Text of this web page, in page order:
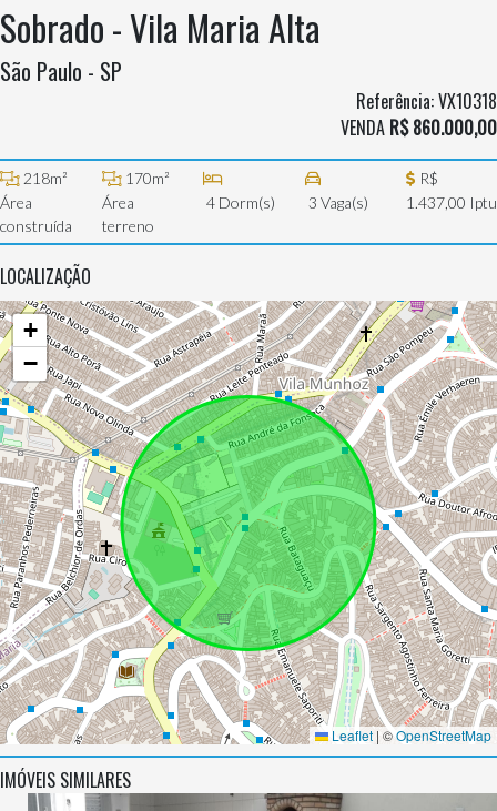
Sobrado - Vila Maria Alta
São Paulo - SP
Referência: VX10318
VENDA R$ 860.000,00
218m²
Área
construída
170m²
Área
terreno
4 Dorm(s) 3 Vaga(s)
R$
1.437,00 Iptu
LOCALIZAÇÃO
+
−
Leaflet | ©OpenStreetMap
IMÓVEIS SIMILARES